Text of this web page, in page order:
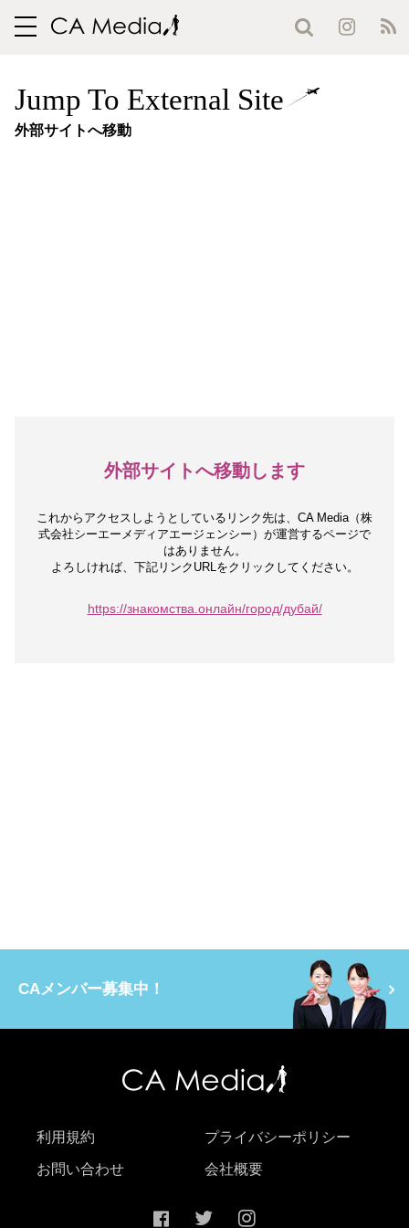
toggle
Jump To External Site
外部サイトへ移動
外部サイトへ移動します
これからアクセスしようとしているリンク先は、 CA Media（株
式会社シーエーメディアエージェンシー）が運営するページで
はありません。
よろしければ、下記リンクURLをクリックしてください。
https://знакомства.онлайн/город/дубай/
CAメンバー募集中！
利用規約 プライバシーポリシー
お問い合わせ 会社概要